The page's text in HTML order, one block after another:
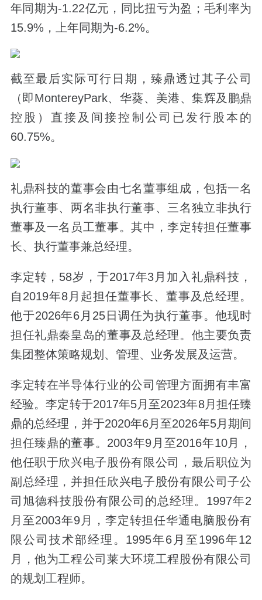
年同期为-1.22亿元，同比扭亏为盈；毛利率为
15.9%，上年同期为-6.2%。
截至最后实际可行日期，臻鼎透过其子公司
（即MontereyPark、华葵、美港、集辉及鹏鼎
控股）直接及间接控制公司已发行股本的
60.75%。
礼鼎科技的董事会由七名董事组成，包括一名
执行董事、两名非执行董事、三名独立非执行
董事及一名员工董事。其中，李定转担任董事
长、执行董事兼总经理。
李定转，58岁，于2017年3月加入礼鼎科技，
自2019年8月起担任董事长、董事及总经理。
他于2026年6月25日调任为执行董事。他现时
担任礼鼎秦皇岛的董事及总经理。他主要负责
集团整体策略规划、管理、业务发展及运营。
李定转在半导体行业的公司管理方面拥有丰富
经验。李定转于2017年5月至2023年8月担任臻
鼎的总经理，并于2020年6月至2026年5月期间
担任臻鼎的董事。2003年9月至2016年10月，
他任职于欣兴电子股份有限公司，最后职位为
副总经理，并担任欣兴电子股份有限公司子公
司旭德科技股份有限公司的总经理。1997年2
月至2003年9月，李定转担任华通电脑股份有
限公司技术部经理。1995年6月至1996年12
月，他为工程公司莱大环境工程股份有限公司
的规划工程师。